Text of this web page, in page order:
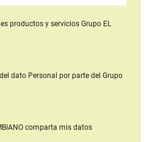
productos y serviciosGrupo EL
dato Personal por parte del Grupo
comparta mis datos